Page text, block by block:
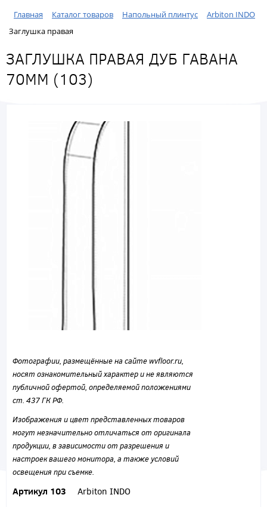
Главная Каталог товаров Напольный плинтус
Arbiton INDO
Заглушка правая
ЗАГЛУШКА ПРАВАЯ ДУБ ГАВАНА
70ММ (103)
Фотографии, размещённые на сайте wvfloor.ru,
носят ознакомительный характер и не являются
публичной офертой, определяемой положениями
ст. 437 ГК РФ.
Изображения и цвет представленных товаров
могут незначительно отличаться от оригинала
продукции, в зависимости от разрешения и
настроек вашего монитора, а также условий
освещения при съемке.
Артикул 103 Arbiton INDO